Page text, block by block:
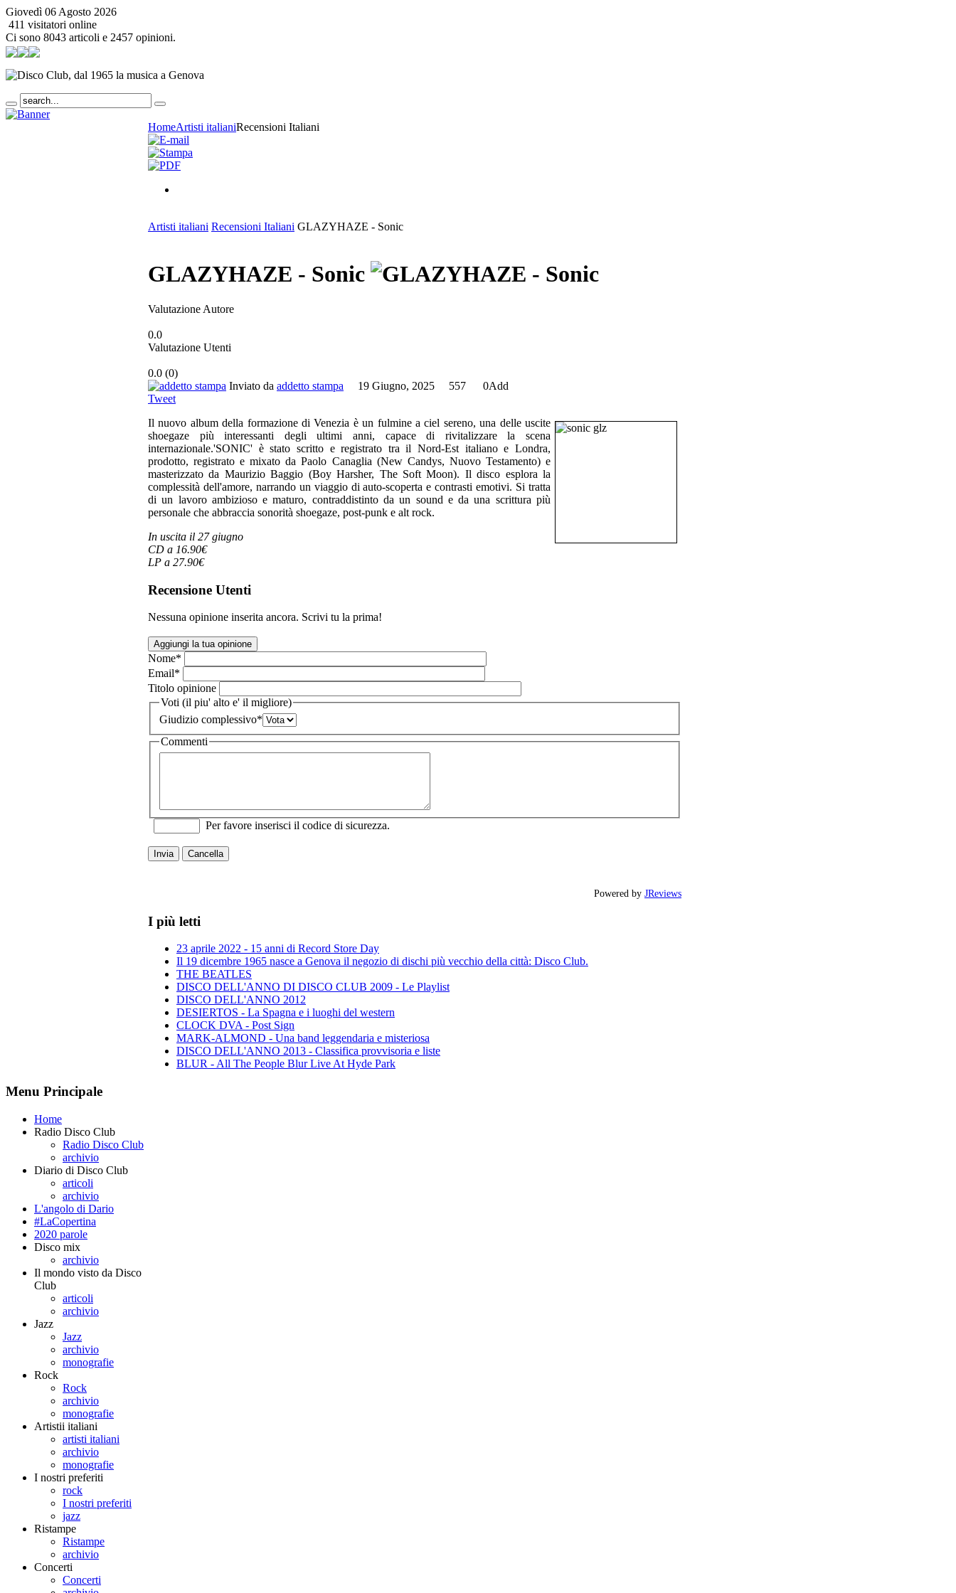
Giovedì 06 Agosto 2026
411 visitatori online
Ci sono 8043 articoli e 2457 opinioni.
HomeArtisti italianiRecensioni Italiani
Artisti italiani Recensioni Italiani GLAZYHAZE - Sonic
GLAZYHAZE - Sonic
Valutazione Autore
0.0
Valutazione Utenti
0.0 (0)
Inviato da addetto stampa 19 Giugno, 2025 557 0Add
Tweet
Il nuovo album della formazione di Venezia è un fulmine a ciel sereno, una delle uscite
shoegaze più interessanti degli ultimi anni, capace di rivitalizzare la scena
internazionale.'SONIC' è stato scritto e registrato tra il Nord-Est italiano e Londra,
prodotto, registrato e mixato da Paolo Canaglia (New Candys, Nuovo Testamento) e
masterizzato da Maurizio Baggio (Boy Harsher, The Soft Moon). Il disco esplora la
complessità dell'amore, narrando un viaggio di auto-scoperta e contrasti emotivi. Si tratta
di un lavoro ambizioso e maturo, contraddistinto da un sound e da una scrittura più
personale che abbraccia sonorità shoegaze, post-punk e alt rock.
In uscita il 27 giugno
CD a 16.90€
LP a 27.90€
Recensione Utenti
Nessuna opinione inserita ancora. Scrivi tu la prima!
Aggiungi la tua opinione
Nome*
Email*
Titolo opinione
Voti (il piu' alto e' il migliore)
Giudizio complessivo*
Commenti
Per favore inserisci il codice di sicurezza.
Invia Cancella
Powered by JReviews
I più letti
23 aprile 2022 - 15 anni di Record Store Day
Il 19 dicembre 1965 nasce a Genova il negozio di dischi più vecchio della città: Disco Club.
THE BEATLES
DISCO DELL'ANNO DI DISCO CLUB 2009 - Le Playlist
DISCO DELL'ANNO 2012
DESIERTOS - La Spagna e i luoghi del western
CLOCK DVA - Post Sign
MARK-ALMOND - Una band leggendaria e misteriosa
DISCO DELL'ANNO 2013 - Classifica provvisoria e liste
BLUR - All The People Blur Live At Hyde Park
Menu Principale
Home
Radio Disco Club
Radio Disco Club
archivio
Diario di Disco Club
articoli
archivio
L'angolo di Dario
#LaCopertina
2020 parole
Disco mix
archivio
Il mondo visto da Disco
Club
articoli
archivio
Jazz
Jazz
archivio
monografie
Rock
Rock
archivio
monografie
Artistii italiani
artisti italiani
archivio
monografie
I nostri preferiti
rock
I nostri preferiti
jazz
Ristampe
Ristampe
archivio
Concerti
Concerti